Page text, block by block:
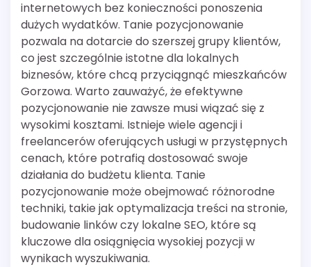
internetowych bez konieczności ponoszenia
dużych wydatków. Tanie pozycjonowanie
pozwala na dotarcie do szerszej grupy klientów,
co jest szczególnie istotne dla lokalnych
biznesów, które chcą przyciągnąć mieszkańców
Gorzowa. Warto zauważyć, że efektywne
pozycjonowanie nie zawsze musi wiązać się z
wysokimi kosztami. Istnieje wiele agencji i
freelancerów oferujących usługi w przystępnych
cenach, które potrafią dostosować swoje
działania do budżetu klienta. Tanie
pozycjonowanie może obejmować różnorodne
techniki, takie jak optymalizacja treści na stronie,
budowanie linków czy lokalne SEO, które są
kluczowe dla osiągnięcia wysokiej pozycji w
wynikach wyszukiwania.